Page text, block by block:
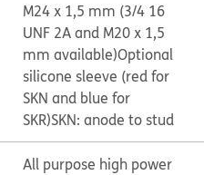
M24 x 1,5 mm (3/4 16
UNF 2A and M20 x 1,5
mm available)Optional
silicone sleeve (red for
SKN and blue for
SKR)SKN: anode to stud
All purpose high power